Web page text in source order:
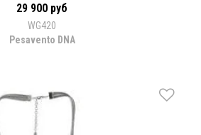
29 900 руб
WG420
Pesavento DNA